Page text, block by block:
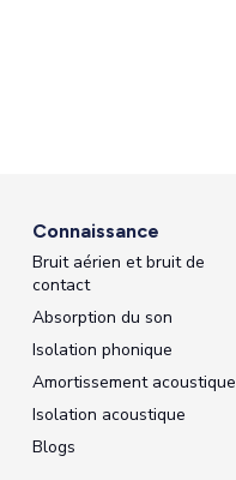
Connaissance
Bruit aérien et bruit de
contact
Absorption du son
Isolation phonique
Amortissement acoustique
Isolation acoustique
Blogs